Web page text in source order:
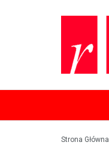
Strona Główna